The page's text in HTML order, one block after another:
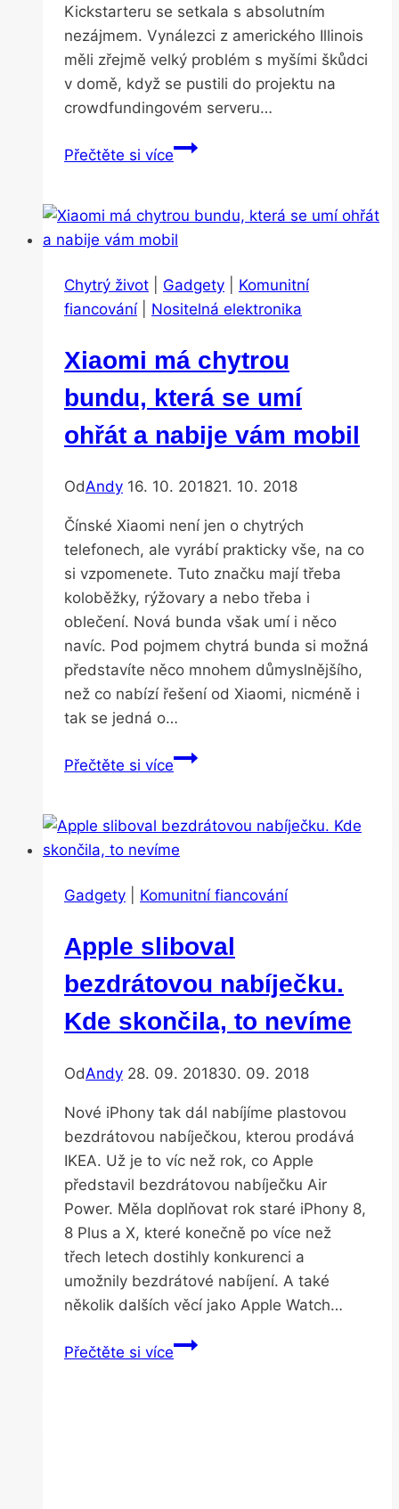
Kickstarteru se setkala s absolutním
nezájmem. Vynálezci z amerického Illinois
měli zřejmě velký problém s myšími škůdci
v domě, když se pustili do projektu na
crowdfundingovém serveru…
Přečtěte si víceZbytečnost.
myši
připojili
wi-
fi,
o
ni
neměl
zájem
Chytrý život Gadgety
Komunitní
fiancování| Nositelná elektronika
Xiaomi má chytrou
bundu, která se umí
ohřát a nabije vám mobil
OdAndy 16. 10. 201821. 10. 2018
Čínské Xiaomi není jen o chytrých
telefonech, ale vyrábí prakticky vše, na co
si vzpomenete. Tuto značku mají třeba
koloběžky, rýžovary a nebo třeba i
oblečení. Nová bunda však umí i něco
navíc. Pod pojmem chytrá bunda si možná
představíte něco mnohem důmyslnějšího,
než co nabízí řešení od Xiaomi, nicméně i
tak se jedná o…
Přečtěte si víceXiaomi
bundu,
která
umí
a
vám
mobil
Gadgety Komunitní fiancování
Apple sliboval
bezdrátovou nabíječku.
Kde skončila, to nevíme
OdAndy 28. 09. 201830. 09. 2018
Nové iPhony tak dál nabíjíme plastovou
bezdrátovou nabíječkou, kterou prodává
IKEA. Už je to víc než rok, co Apple
představil bezdrátovou nabíječku Air
Power. Měla doplňovat rok staré iPhony 8,
8 Plus a X, které konečně po více než
třech letech dostihly konkurenci a
umožnily bezdrátové nabíjení. A také
několik dalších věcí jako Apple Watch…
Přečtěte si víceApple